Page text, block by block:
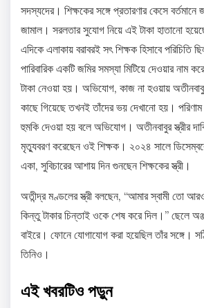
সদস্যদের। শিক্ষকের সঙ্গে প্রতারণার কেসে বর্তমানে
জামাল। সরলতার সুযোগ নিয়ে এই টাকা হাতানো
এদিকে এলাকায় বরাবরই সৎ শিক্ষক হিসাবে পরিচিতি
পারিবারিক একটি জমির সমস্যা মিটিয়ে দেওয়ার নাম
টাকা নেওয়া হয়। অভিযোগ, কাজ না হওয়ায়
কাছে গিয়েছে তখনই তাঁদের ভয় দেখানো হয়। পরিণাম
হুমকি দেওয়া হয় বলে অভিযোগ। অতীনবাবুর স্ত্রীর
মৃত্যুবরণ করেছেন ওই শিক্ষক। ২০২৪ সালে
একা, সুবিচারের আশায় দিন গুনছেন শিক্ষকের স্ত্রী।
অতীন্দ্র মণ্ডলের স্ত্রী বলছেন, “আমার স্বামী তো
কিন্তু টাকার চিন্তাই ওকে শেষ করে দিল।” ছেলে
বাইরে। ফোনে যোগাযোগ করা হয়েছিল তাঁর সঙ্গে।
তিনিও।
এই খবরটিও পড়ুন